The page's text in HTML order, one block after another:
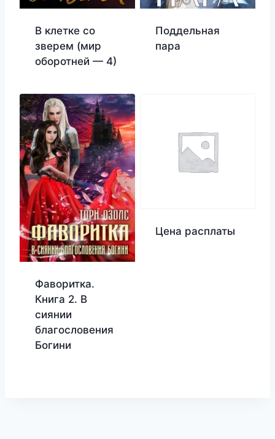
В клетке со
зверем (мир
оборотней — 4)
Поддельная
пара
Фаворитка.
Книга 2. В
сиянии
благословения
Богини
Цена расплаты